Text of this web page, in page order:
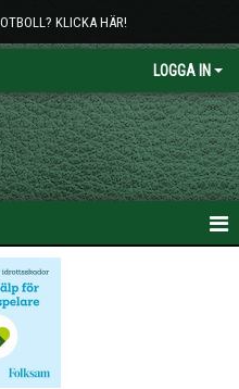
KLICKA HÄR!
LOGGA IN